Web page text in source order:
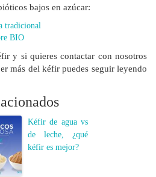
bajos en azúcar:
tradicional
BIO
y si quieres contactar con nosotros
más del kéfir puedes seguir leyendo
Kéfir de agua vs
de leche, ¿qué
kéfir es mejor?